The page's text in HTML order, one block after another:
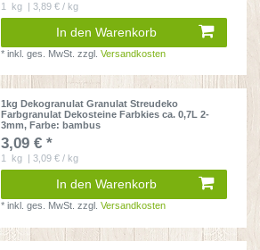
1 kg | 3,89 € / kg
In den Warenkorb
*inkl. ges. MwSt. zzgl.Versandkosten
1kg Dekogranulat Granulat Streudeko
Farbgranulat Dekosteine Farbkies ca. 0,7L 2-
3mm, Farbe: bambus
3,09 € *
1 kg | 3,09 € / kg
In den Warenkorb
*inkl. ges. MwSt. zzgl.Versandkosten